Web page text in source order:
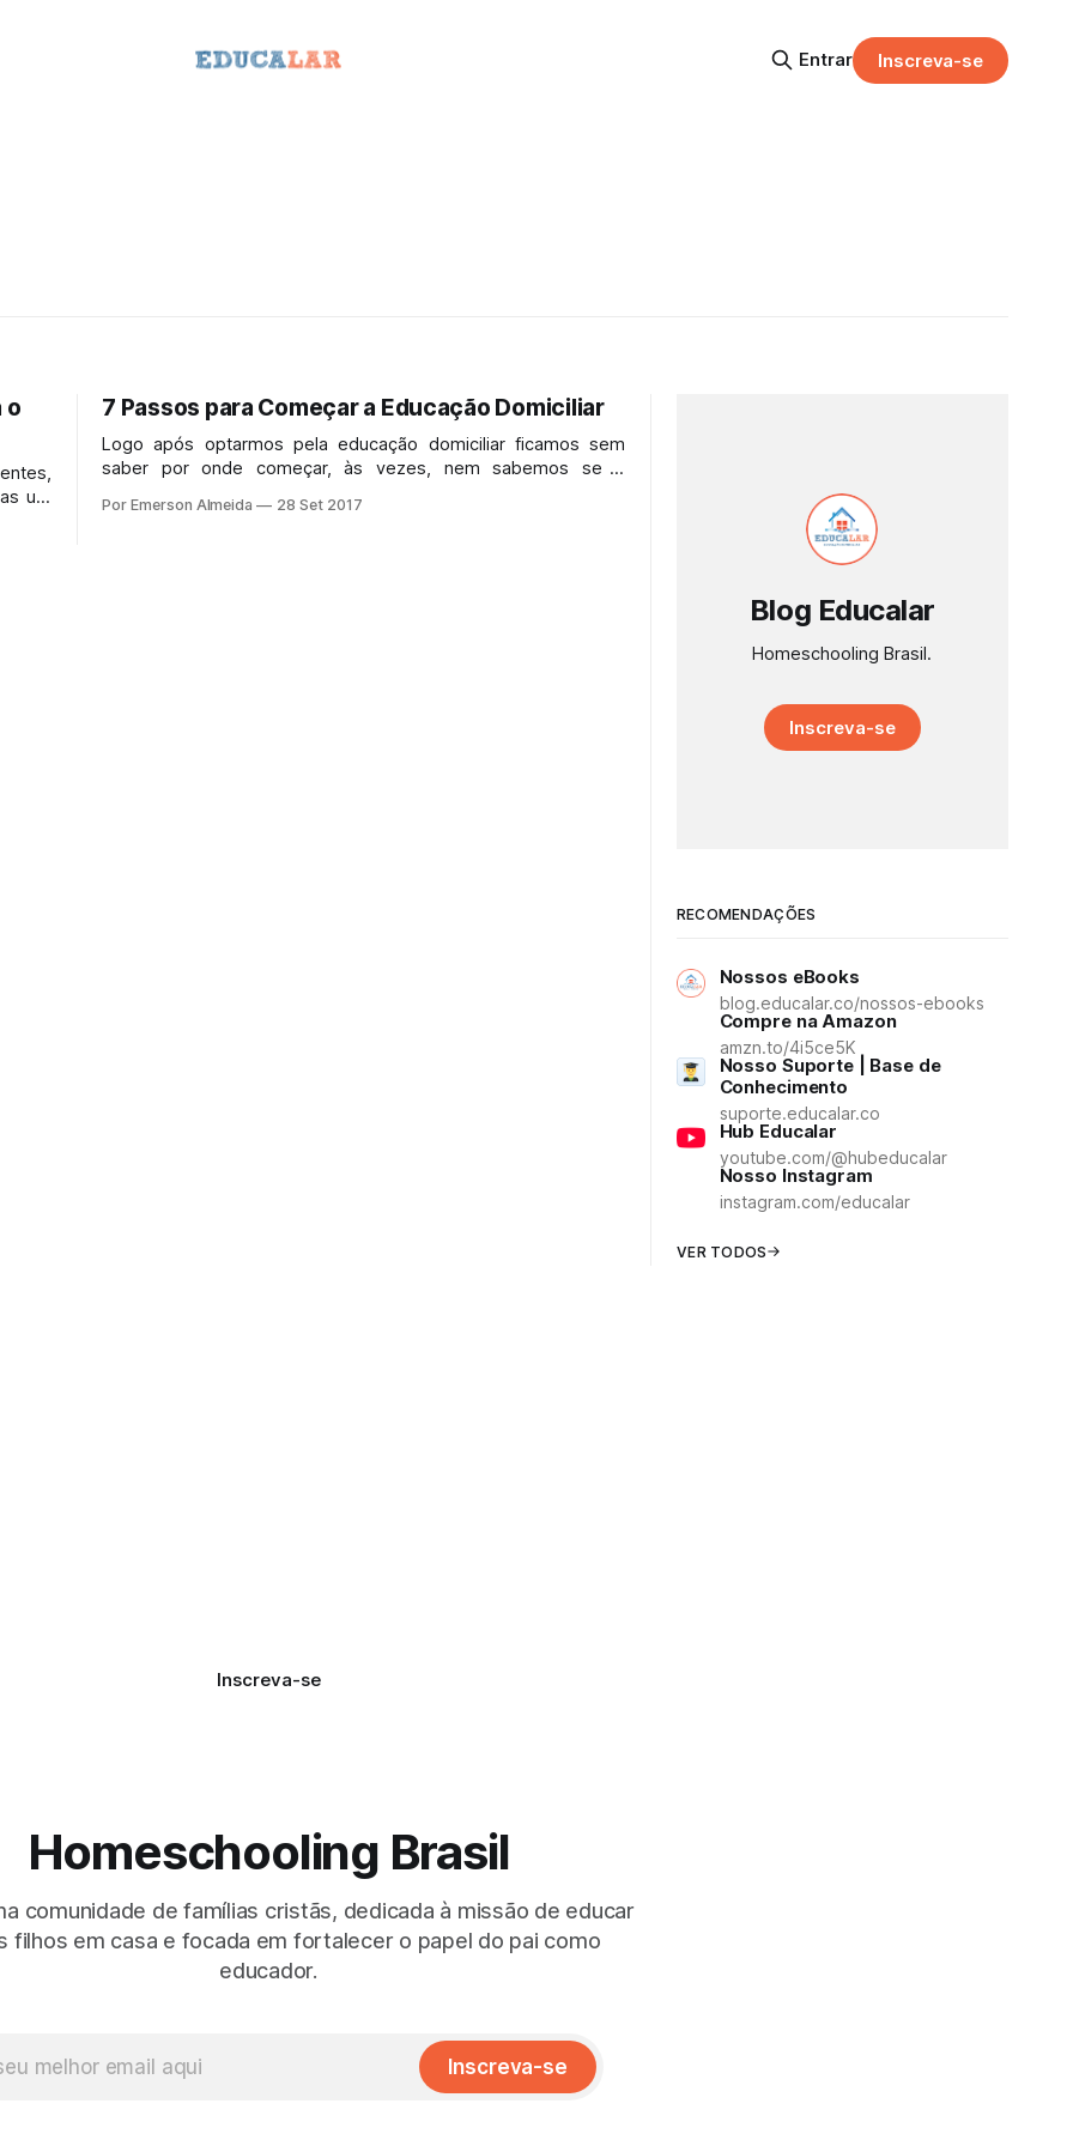
Entrar Inscreva-se
o
um
7 Passos para Começar a Educação Domiciliar
Logo após optarmos pela educação domiciliar ficamos sem
saber por onde começar, às vezes, nem sabemos se é
processo para de fato educarmos nossos filhos em casa, o que
Por Emerson Almeida 28 Set 2017
Blog Educalar
Homeschooling Brasil.
Inscreva-se
RECOMENDAÇÕES
Nossos eBooks
blog.educalar.co/nossos-ebooks
Compre na Amazon
amzn.to/4i5ce5K
Nosso Suporte | Base de
Conhecimento
suporte.educalar.co
Hub Educalar
youtube.com/@hubeducalar
Nosso Instagram
instagram.com/educalar
VER TODOS
Inscreva-se
Homeschooling Brasil
comunidade de famílias cristãs, dedicada à missão de educar
filhos em casa e focada em fortalecer o papel do pai como
educador.
Inscreva-se